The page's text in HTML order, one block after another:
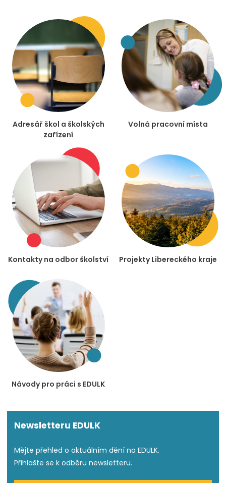
Adresář škol a školských
zařízení
Volná pracovní místa
Kontakty na odbor školství Projekty Libereckého kraje
Návody pro práci s EDULK
Newsletteru EDULK
Mějte přehled o aktuálním dění na EDULK.
Přihlašte se k odběru newsletteru.